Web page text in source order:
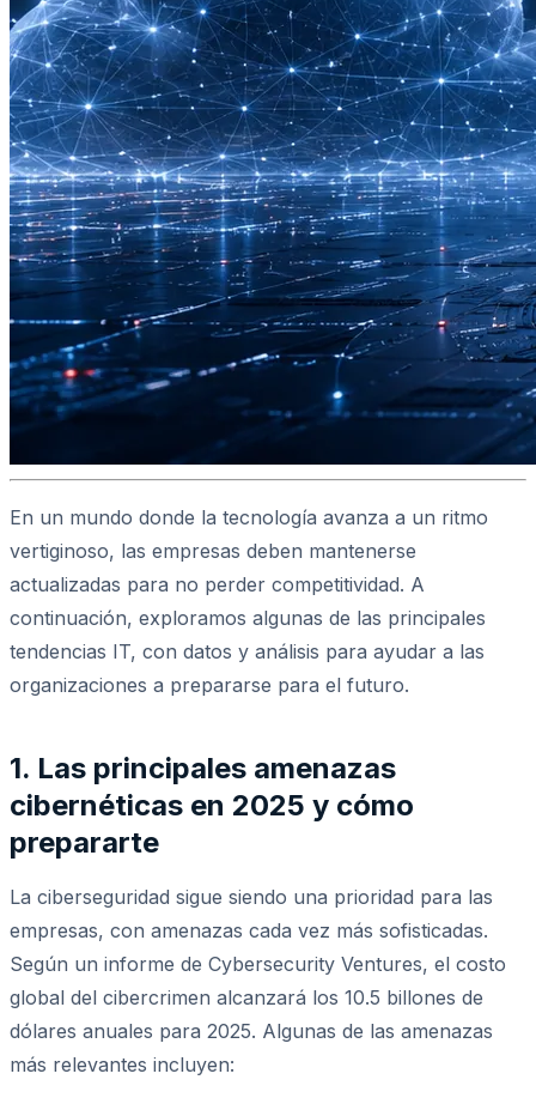
En un mundo donde la tecnología avanza a un ritmo
vertiginoso, las empresas deben mantenerse
actualizadas para no perder competitividad. A
continuación, exploramos algunas de las principales
tendencias IT, con datos y análisis para ayudar a las
organizaciones a prepararse para el futuro.
1. Las principales amenazas
cibernéticas en 2025 y cómo
prepararte
La ciberseguridad sigue siendo una prioridad para las
empresas, con amenazas cada vez más sofisticadas.
Según un informe de Cybersecurity Ventures, el costo
global del cibercrimen alcanzará los 10.5 billones de
dólares anuales para 2025. Algunas de las amenazas
más relevantes incluyen: